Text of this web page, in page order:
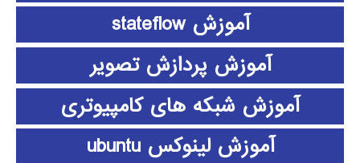
آموزش stateflow
آموزش پردازش تصویر
آموزش شبکه های کامپیوتری
آموزش لینوکس ubuntu